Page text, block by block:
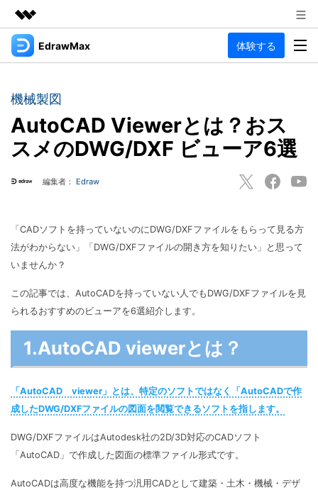
製品
ユーティリティ
ソリューション
企業情報
プラン＆価格
サポート
EdrawMax 体験する
EdrawMax
多用途の作図ソフトウェア
マインドマップソフトウェア
作図種類
図面作成
フローチャート
P&ID
思考整理
コンセントマップ
メモ取り
その他の図面種類 >>
記事
オンラインAIツール
AIマインドマップ自動作成 >
最新情報
EdrawMind V13登場！
新機能一覧
ガイド
利用方法を案内します
更新履歴
EdrawMax > EdrawMind >
サポートセンター
法人向け
EdrawMind
無料ダウンロード 購入する
検索
機械製図
AutoCAD Viewerとは？おス
スメのDWG/DXF ビューア6選
編集者： Edraw
「CADソフトを持っていないのにDWG/DXFファイルをもらって見る方
法がわからない」「DWG/DXFファイルの開き方を知りたい」と思って
いませんか？
この記事では、AutoCADを持っていない人でもDWG/DXFファイルを見
られるおすすめのビューアを6選紹介します。
1.AutoCAD viewerとは？
「AutoCAD viewer」とは、特定のソフトではなく「AutoCADで作
成したDWG/DXFファイルの図面を閲覧できるソフトを指します。
DWG/DXFファイルはAutodesk社の2D/3D対応のCADソフト
「AutoCAD」で作成した図面の標準ファイル形式です。
AutoCADは高度な機能を持つ汎用CADとして建築・土木・機械・デザ